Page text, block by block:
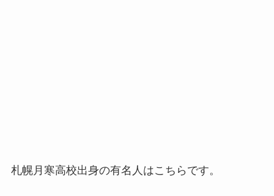
札幌月寒高校出身の有名人はこちらです。